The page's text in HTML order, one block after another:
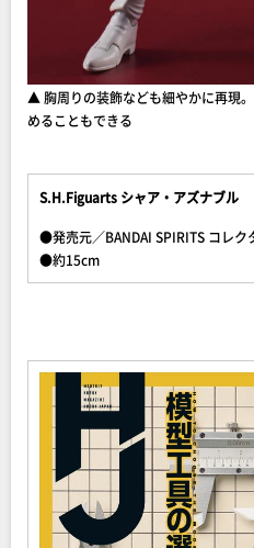
▲ 胸周りの装飾なども細やかに再現
めることもできる
S.H.Figuarts シャア・アズナブル
●発売元／BANDAI SPIRITS コレ
●約15cm